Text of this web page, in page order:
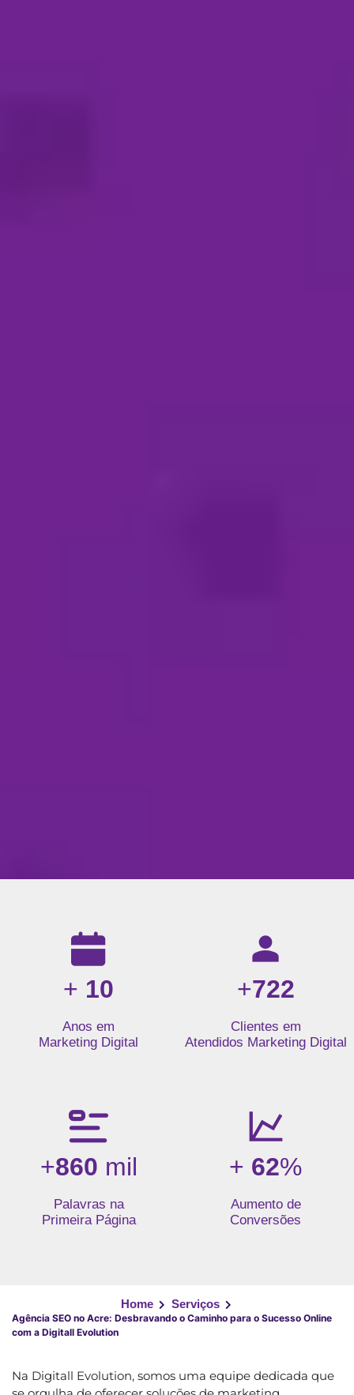
Resultados da nossa agência de marketing digital: mais
+ 10
Anos em
Marketing Digital
+722
Clientes em
Atendidos Marketing Digital
+860 mil
Palavras na
Primeira Página
+ 62%
Aumento de
Conversões
Home Serviços
Agência SEO no Acre: Desbravando o Caminho para o Sucesso Online
com a Digitall Evolution
Na Digitall Evolution, somos uma equipe dedicada que